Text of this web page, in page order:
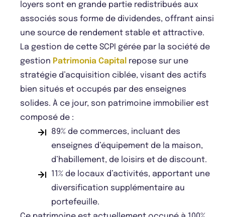
loyers sont en grande partie redistribués aux
associés sous forme de dividendes, offrant ainsi
une source de rendement stable et attractive.
La gestion de cette SCPI gérée par la société de
gestion Patrimonia Capital repose sur une
stratégie d’acquisition ciblée, visant des actifs
bien situés et occupés par des enseignes
solides. À ce jour, son patrimoine immobilier est
composé de :
89% de commerces, incluant des
enseignes d’équipement de la maison,
d’habillement, de loisirs et de discount.
11% de locaux d’activités, apportant une
diversification supplémentaire au
portefeuille.